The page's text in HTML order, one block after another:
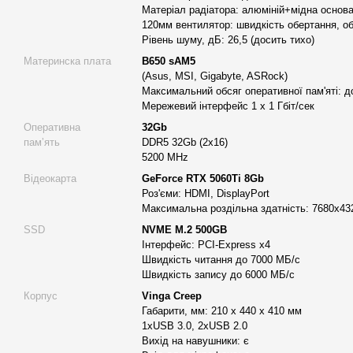
Adobe Premiere Pro– надпотужний редактор для
використовує всі можливості багатоядерних процесорів.
– інструмент для корекції кольору та
роботи в реальному часі.
– оптимізований під сучасні конфігурації
неймовірну швидкість роботи.
Анімація та 3D моделювання
– безкоштовна та потужна програма для створення
підходить для роботи на високочастотних процесорах.
– професійний інструмент для 3D-
розкриває потенціал потужної графіки.
Cinema 4D
– популярна програма серед дизайнерів, яка
моделі та анімації з високою продуктивністю.
Графічний дизайн та обробка фото:
– інструмент номер один для
графічного контенту.
– чудовий вибір для професійних
Матеріал радіатора: алюміній+мідна
120мм вентилятор: швидкість обертання,
Рівень шуму, дБ: 26,5 (досить тихо)
Материнска плата
B650 sAM5
(Asus, MSI, Gigabyte, ASRock)
Максимальний обсяг оперативної пам'яті:
Мережевий інтерфейс 1 х 1 Гбіт/сек
Оперативна
памʼять
32Gb
DDR5 32Gb (2x16)
5200 MHz
Відеокарта
GeForce RTX 5060Ti 8Gb
Роз'єми: HDMI, DisplayPort
Максимальна роздільна здатність:
SSD
NVME M.2 500GB
Інтерфейс: PCI-Express x4
Швидкість читання до 7000 МБ/с
Швидкість запису до 6000 МБ/с
Корпус
Vinga Creep
Габарити, мм: 210 x 440 x 410 мм
1xUSB 3.0, 2xUSB 2.0
Вихід на навушники: є